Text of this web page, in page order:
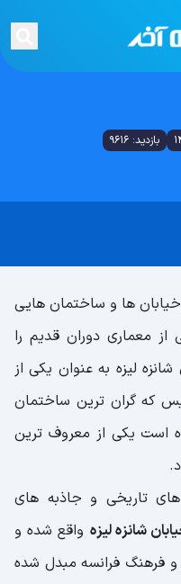
بازدید: 9616
ها و ساختمان هایی
معماری دوران قدیم را
لیزه به عنوان یکی از
که گران ترین ساختمان
است یکی از معروف ترین
تاریخی و جاذبه های
شانزه لیزه واقع شده و
و فرهنگ فرانسه مبدل شده